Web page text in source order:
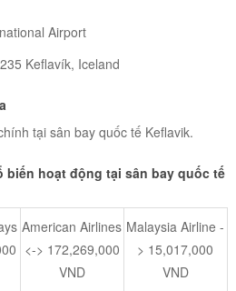
Airport
Keflavík, Iceland
tại sân bay quốc tế Keflavik.
biến hoạt động tại sân bay quốc tế
American Airlines
<-> 172,269,000
VND
Malaysia Airline -
> 15,017,000
VND